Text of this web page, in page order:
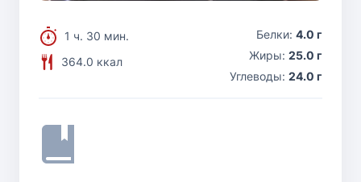
1 ч. 30 мин.
364.0 ккал
Белки: 4.0 г
Жиры: 25.0 г
Углеводы: 24.0 г